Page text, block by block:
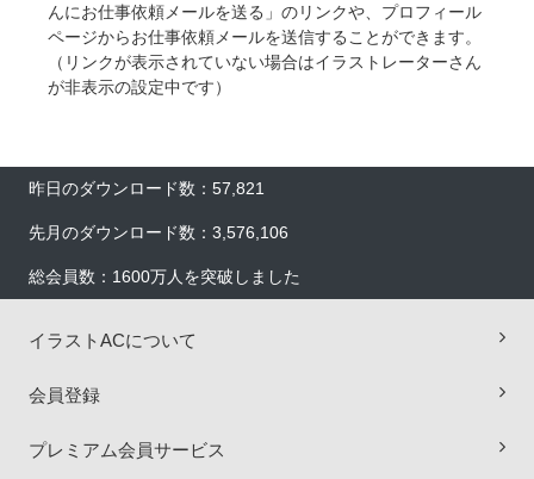
んにお仕事依頼メールを送る」のリンクや、プロフィール
ページからお仕事依頼メールを送信することができます。
（リンクが表示されていない場合はイラストレーターさん
が非表示の設定中です）
昨日のダウンロード数：57,821
先月のダウンロード数：3,576,106
総会員数：1600万人を突破しました
イラストACについて
会員登録
プレミアム会員サービス